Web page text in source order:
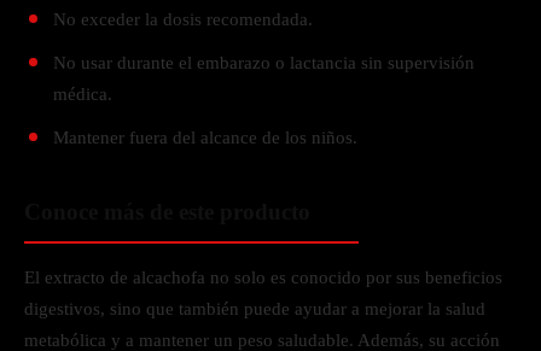
No exceder la dosis recomendada.
No usar durante el embarazo o lactancia sin supervisión
médica.
Mantener fuera del alcance de los niños.
El extracto de alcachofa no solo es conocido por sus beneficios
digestivos, sino que también puede ayudar a mejorar la salud
metabólica y a mantener un peso saludable. Además, su acción